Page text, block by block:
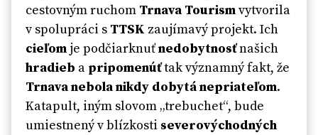
cestovným ruchom Trnava Tourismvytvorila
v spolupráci s TTSK zaujímavý projekt. Ich
cieľom je podčiarknuťnedobytnosťnašich
hradieb a pripomenúťtak významný fakt, že
Trnava nebola nikdy dobytá nepriateľom.
Katapult, iným slovom „trebuchet“, bude
umiestnený v blízkosti severovýchodných